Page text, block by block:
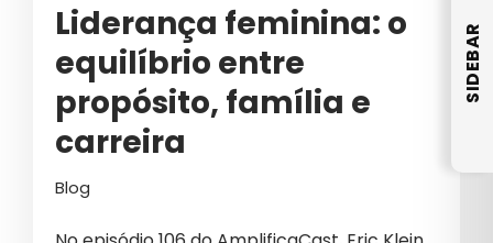
COMUNICAÇÃO B2B
COMUNICAÇÃO CORPORATIVA
COMUNICAÇÃO EMPRESARIAL
COMUNICAÇÃO INTERNA
Liderança feminina: o
equilíbrio entre
propósito, família e
carreira
Blog
SIDEBAR